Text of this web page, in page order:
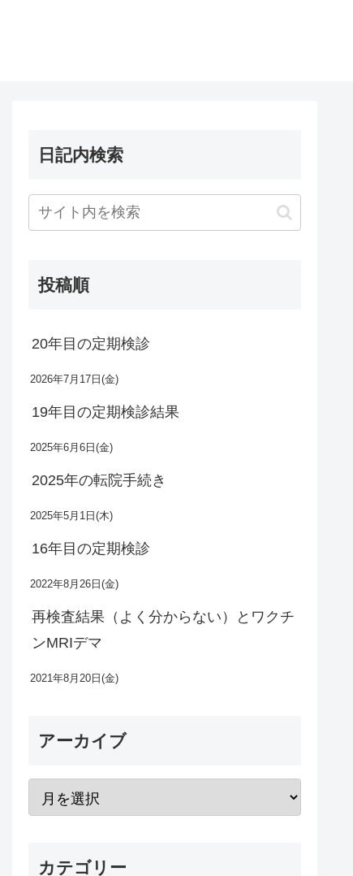
日記内検索
投稿順
20年目の定期検診
2026年7月17日(金)
19年目の定期検診結果
2025年6月6日(金)
2025年の転院手続き
2025年5月1日(木)
16年目の定期検診
2022年8月26日(金)
再検査結果（よく分からない）とワクチ
ンMRIデマ
2021年8月20日(金)
アーカイブ
カテゴリー